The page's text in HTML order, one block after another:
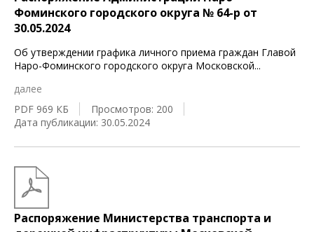
Фоминского городского округа № 64-р от
30.05.2024
Об утверждении графика личного приема граждан Главой
Наро-Фоминского городского округа Московской...
далее
PDF 969 КБ
Просмотров: 200
Дата публикации: 30.05.2024
Распоряжение Министерства транспорта и